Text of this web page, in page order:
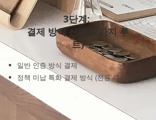
​3단계:
결제 방식 선택 (2가지 루
트)
일반 인증 방식 결제
​정책 미납 특화 결제 방식 (전용 루트)